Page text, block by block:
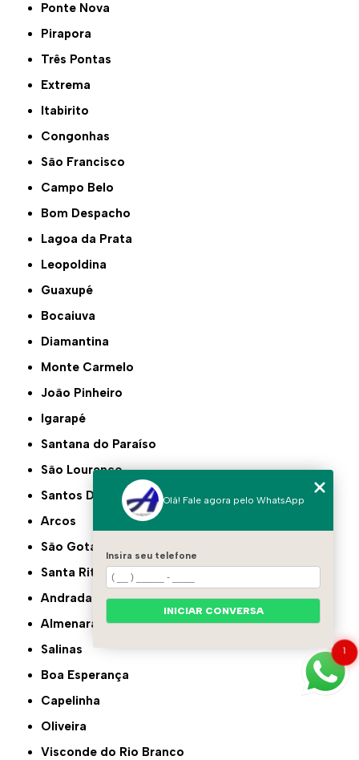
Ponte Nova
Pirapora
Três Pontas
Extrema
Itabirito
Congonhas
São Francisco
Campo Belo
Bom Despacho
Lagoa da Prata
Leopoldina
Guaxupé
Bocaiuva
Diamantina
Monte Carmelo
João Pinheiro
Igarapé
Santana do Paraíso
São Lourenço
Santos Dumont
Arcos
São Gotardo
Santa Rita do Sapucaí
Andradas
Almenara
Salinas
Boa Esperança
Capelinha
Oliveira
Visconde do Rio Branco
1
Olá! Fale agora pelo WhatsApp
Insira seu telefone
INICIAR CONVERSA